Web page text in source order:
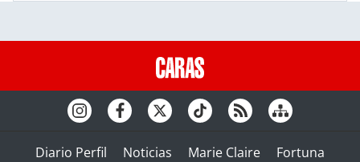
Diario Perfil Noticias Marie Claire
Fortuna